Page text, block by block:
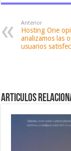
Anterior
Hosting One
analizamos las
usuarios
Articulos